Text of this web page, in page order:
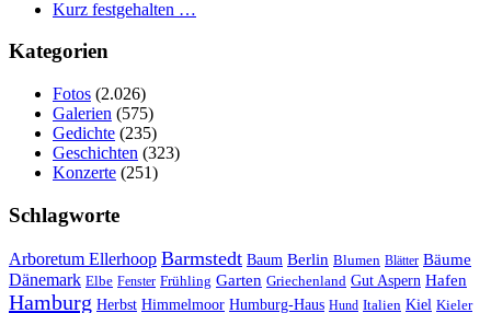
Kurz festgehalten …
Kategorien
Fotos (2.026)
Galerien (575)
Gedichte (235)
Geschichten (323)
Konzerte (251)
Schlagworte
Arboretum Ellerhoop Barmstedt Baum Berlin Blumen Blätter Bäume
Dänemark Elbe Fenster Frühling Garten Griechenland Gut Aspern Hafen
Hamburg Herbst Himmelmoor Humburg-Haus Hund Italien Kiel Kieler